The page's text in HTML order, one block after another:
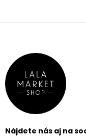
Nájdete nás aj na